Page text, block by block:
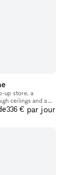
up store, a
ceilings and a
for h
336 € par jour